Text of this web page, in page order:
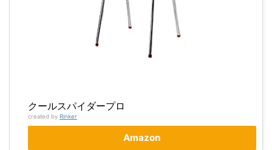
クールスパイダープロ
created by Rinker
Amazon